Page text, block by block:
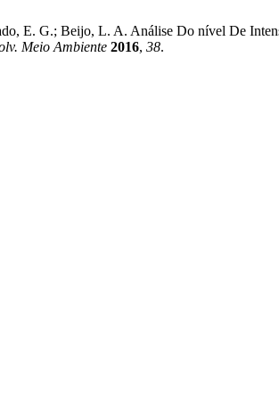
E. G.; Beijo, L. A. Análise Do nível De
Meio Ambiente 2016, 38.